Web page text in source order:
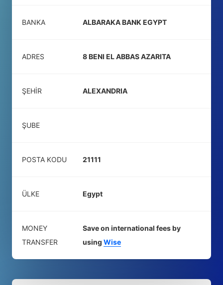
BANKA ALBARAKA BANK EGYPT
ADRES 8 BENI EL ABBAS AZARITA
ŞEHIR ALEXANDRIA
ŞUBE
POSTA KODU 21111
ÜLKE Egypt
MONEY
TRANSFER
Save on international fees by
using Wise